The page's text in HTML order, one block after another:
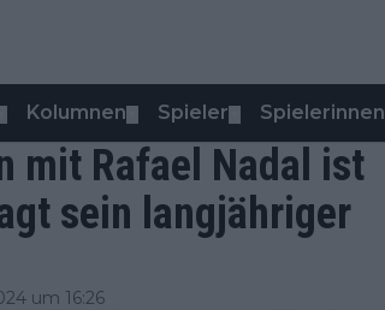
Kolumnen Spieler Spielerinnen
mit Rafael Nadal ist
sein langjähriger
um 16:26